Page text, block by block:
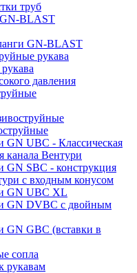
труб
BLAST
GN-BLAST
рукава
давления
GN UBC - Классическая
канала Вентури
GN SBC - конструкция
c входным конусом
GN UBC XL
GN DVBC с двойным
GN GBC (вставки в
сопла
рукавам